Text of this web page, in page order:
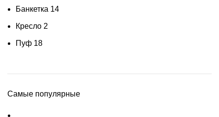
Банкетка 14
Кресло 2
Пуф 18
Самые популярные